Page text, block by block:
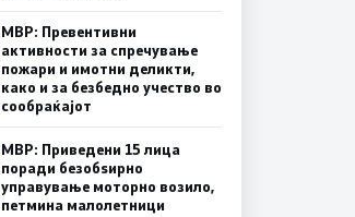
МВР: Превентивни
активности за спречување
пожари и имотни деликти,
како и за безбедно учество во
сообраќајот
МВР: Приведени 15 лица
поради безобѕирно
управување моторно возило,
петмина малолетници